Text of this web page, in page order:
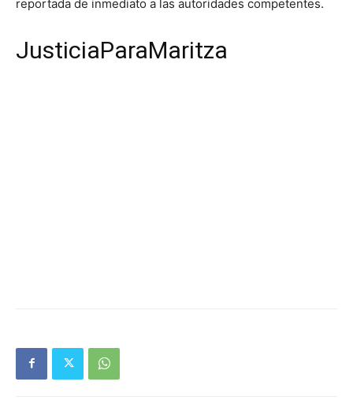
reportada de inmediato a las autoridades competentes.
JusticiaParaMaritza